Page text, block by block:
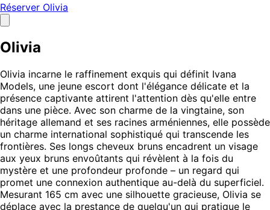
Réserver Olivia
Olivia
Olivia incarne le raffinement exquis qui définit Ivana
Models, une jeune escort dont l'élégance délicate et la
présence captivante attirent l'attention dès qu'elle entre
dans une pièce. Avec son charme de la vingtaine, son
héritage allemand et ses racines arméniennes, elle possède
un charme international sophistiqué qui transcende les
frontières. Ses longs cheveux bruns encadrent un visage
aux yeux bruns envoûtants qui révèlent à la fois du
mystère et une profondeur profonde – un regard qui
promet une connexion authentique au-delà du superficiel.
Mesurant 165 cm avec une silhouette gracieuse, Olivia se
déplace avec la prestance de quelqu'un qui pratique le